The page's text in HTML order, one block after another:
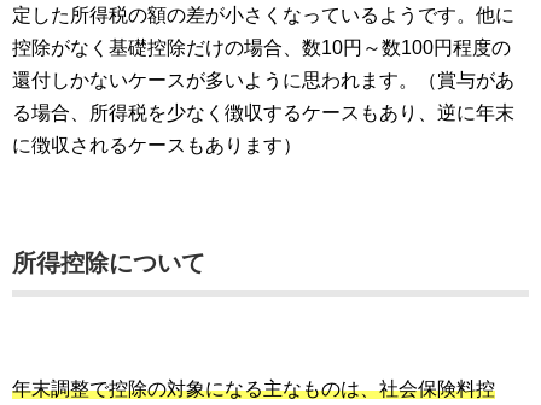
定した所得税の額の差が小さくなっているようです。他に
控除がなく基礎控除だけの場合、数10円～数100円程度の
還付しかないケースが多いように思われます。（賞与があ
る場合、所得税を少なく徴収するケースもあり、逆に年末
に徴収されるケースもあります）
所得控除について
年末調整で控除の対象になる主なものは、社会保険料控